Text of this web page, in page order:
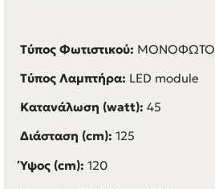
Τύπος Φωτιστικού: ΜΟΝΟΦΩΤΟ
Τύπος Λαμπτήρα: LED module
Κατανάλωση (watt): 45
Διάσταση (cm): 125
Ύψος (cm): 120